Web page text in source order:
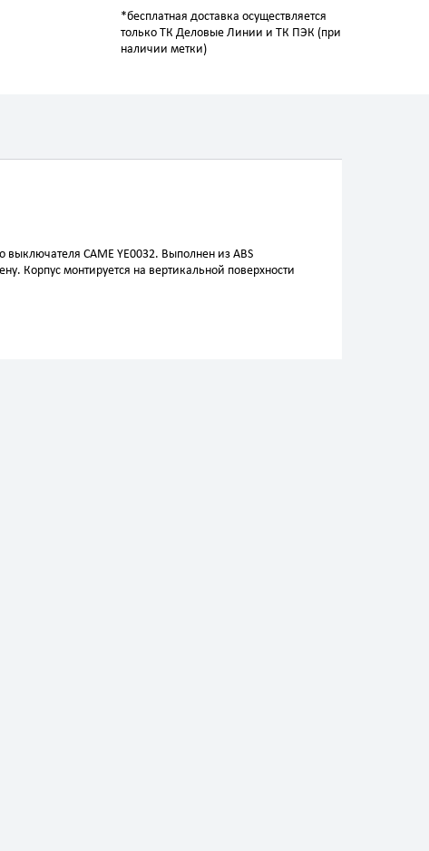
*бесплатная доставка осуществляется
только ТК Деловые Линии и ТК ПЭК (при
наличии метки)
CAME YE0032. Выполнен из ABS
Корпус монтируется на вертикальной поверхности